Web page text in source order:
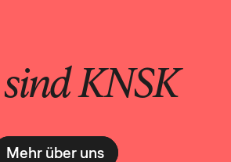
KNSK
Mehr über uns